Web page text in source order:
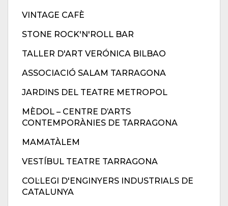
VINTAGE CAFÈ
STONE ROCK'N'ROLL BAR
TALLER D'ART VERÓNICA BILBAO
ASSOCIACIÓ SALAM TARRAGONA
JARDINS DEL TEATRE METROPOL
MÈDOL – CENTRE D’ARTS
CONTEMPORÀNIES DE TARRAGONA
MAMATÀLEM
VESTÍBUL TEATRE TARRAGONA
COL·LEGI D'ENGINYERS INDUSTRIALS DE
CATALUNYA